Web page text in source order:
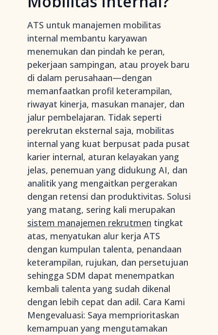
ATS untuk manajemen mobilitas
internal membantu karyawan
menemukan dan pindah ke peran,
pekerjaan sampingan, atau proyek baru
di dalam perusahaan—dengan
memanfaatkan profil keterampilan,
riwayat kinerja, masukan manajer, dan
jalur pembelajaran. Tidak seperti
perekrutan eksternal saja, mobilitas
internal yang kuat berpusat pada pusat
karier internal, aturan kelayakan yang
jelas, penemuan yang didukung AI, dan
analitik yang mengaitkan pergerakan
dengan retensi dan produktivitas. Solusi
yang matang, sering kali merupakan
sistem manajemen rekrutmen tingkat
atas, menyatukan alur kerja ATS
dengan kumpulan talenta, penandaan
keterampilan, rujukan, dan persetujuan
sehingga SDM dapat menempatkan
kembali talenta yang sudah dikenal
dengan lebih cepat dan adil. Cara Kami
Mengevaluasi: Saya memprioritaskan
kemampuan yang mengutamakan